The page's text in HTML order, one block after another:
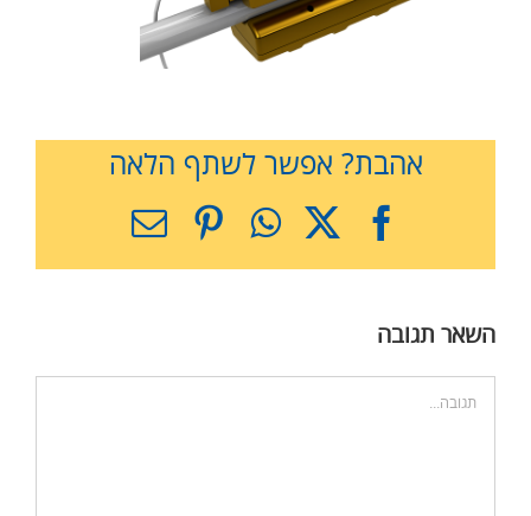
אהבת? אפשר לשתף הלאה
Facebook
X
WhatsApp
Pinterest
כתובת
השאר תגובה
הערה